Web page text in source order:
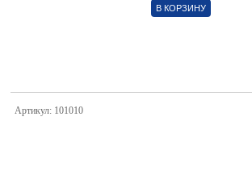
В КОРЗИНУ
Артикул: 101010